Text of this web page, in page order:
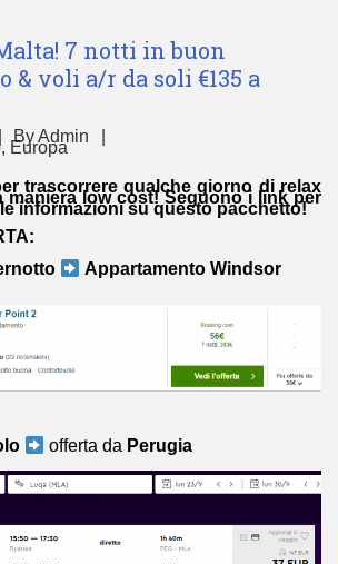
7 notti in buon
& voli a/r da soli €135 a
ByAdmin
, Europa
trascorrere qualche giorno di relax
maniera low cost! Seguono i link per
informazioni su questo pacchetto!
Appartamento Windsor
offerta da Perugia